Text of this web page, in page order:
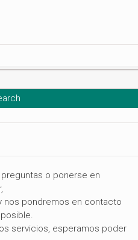
o ponerse en
nos pondremos en contacto
servicios, esperamos poder